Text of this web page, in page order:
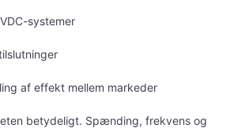
systemer
af effekt mellem markeder
betydeligt. Spænding, frekvens og